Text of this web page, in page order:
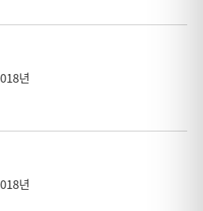
년
년